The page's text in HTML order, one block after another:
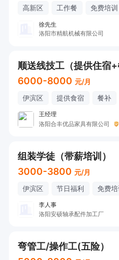
高新区 工作餐 免费培训
徐先生
洛阳市精航机械有限公司
顺送线技工（提供住宿+
6000-8000 元/月
伊滨区 提供食宿 餐补
王经理
洛阳合丰优品家具有限公司
组装学徒（带薪培训）
3000-3800 元/月
伊滨区 节日福利 免费
李人事
洛阳安硕轴承配件加工厂
弯管工/操作工(五险）